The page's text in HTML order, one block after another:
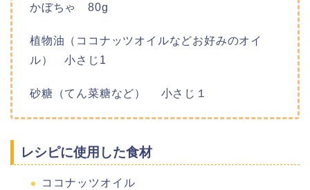
かぼちゃ 80g
植物油（ココナッツオイルなどお好みのオイ
ル） 小さじ1
砂糖（てん菜糖など） 小さじ１
レシピに使用した食材
ココナッツオイル